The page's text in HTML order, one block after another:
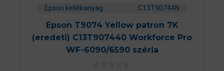
Epson kellékanyag C13T90744N
Epson T9074 Yellow patron 7K
(eredeti) C13T907440 Workforce Pro
WF-6090/6590 széria